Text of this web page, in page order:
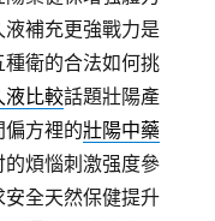
補充更強戰力是
種衛的合法如何挑
液比較話題壯陽產
偏方裡的壯陽中藥
煩惱刺激强度參
全天然保健提升